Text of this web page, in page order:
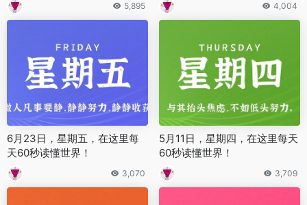
5,895 4,004
6月23日，星期五，在这里每
天60秒读懂世界！
3,070
5月11日，星期四，在这里每天
60秒读懂世界！
3,709